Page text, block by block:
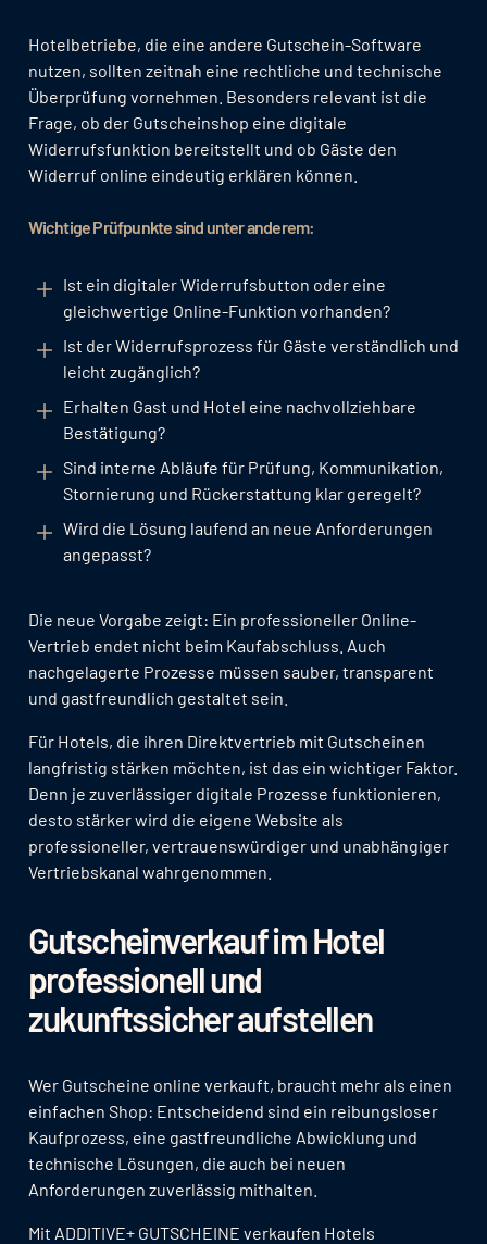
Hotelbetriebe, die eine andere Gutschein-Software
nutzen, sollten zeitnah eine rechtliche und technische
Überprüfung vornehmen. Besonders relevant ist die
Frage, ob der Gutscheinshop eine digitale
Widerrufsfunktion bereitstellt und ob Gäste den
Widerruf online eindeutig erklären können.
Wichtige Prüfpunkte sind unter anderem:
Ist ein digitaler Widerrufsbutton oder eine
gleichwertige Online-Funktion vorhanden?
Ist der Widerrufsprozess für Gäste verständlich und
leicht zugänglich?
Erhalten Gast und Hotel eine nachvollziehbare
Bestätigung?
Sind interne Abläufe für Prüfung, Kommunikation,
Stornierung und Rückerstattung klar geregelt?
Wird die Lösung laufend an neue Anforderungen
angepasst?
Die neue Vorgabe zeigt: Ein professioneller Online-
Vertrieb endet nicht beim Kaufabschluss. Auch
nachgelagerte Prozesse müssen sauber, transparent
und gastfreundlich gestaltet sein.
Für Hotels, die ihren Direktvertrieb mit Gutscheinen
langfristig stärken möchten, ist das ein wichtiger Faktor.
Denn je zuverlässiger digitale Prozesse funktionieren,
desto stärker wird die eigene Website als
professioneller, vertrauenswürdiger und unabhängiger
Vertriebskanal wahrgenommen.
Gutscheinverkauf im Hotel
professionell und
zukunftssicher aufstellen
Wer Gutscheine online verkauft, braucht mehr als einen
einfachen Shop: Entscheidend sind ein reibungsloser
Kaufprozess, eine gastfreundliche Abwicklung und
technische Lösungen, die auch bei neuen
Anforderungen zuverlässig mithalten.
Mit ADDITIVE+ GUTSCHEINE verkaufen Hotels